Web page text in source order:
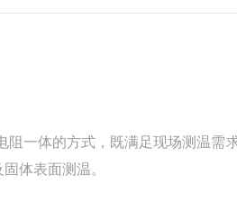
阻一体的方式，既满足现场测温
体表面测温。